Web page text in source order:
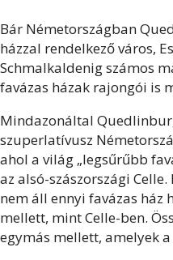
Bár Németországban
házzal rendelkező város,
Schmalkaldenig számos
favázas házak rajongói is
Mindazonáltal
szuperlatívusz
ahol a világ „legsűrűbb
az alsó-szászországi
nem áll ennyi favázas ház
mellett, mint Celle-ben.
egymás mellett, amelyek